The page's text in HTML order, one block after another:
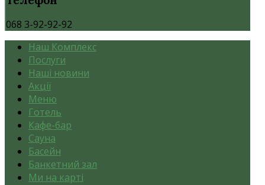
068 3-92-92-92
Наш Комплекс
Послуги
Наші новини
Акції
Меню
Готель
Кафе-бар
Сауна
Басейн
Банкетний зал
Ми на карті